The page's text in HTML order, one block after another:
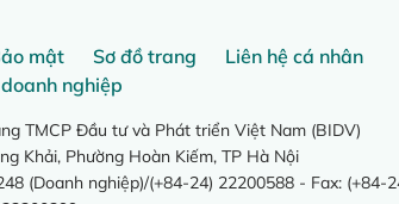
mật Sơ đồ trang
Liên hệ cá nhân
nghiệp
TMCP Đầu tư và Phát triển Việt Nam (BIDV)
Khải, Phường Hoàn Kiếm, TP Hà Nội
(Doanh nghiệp)/(+84-24) 22200588 - Fax: (+84-